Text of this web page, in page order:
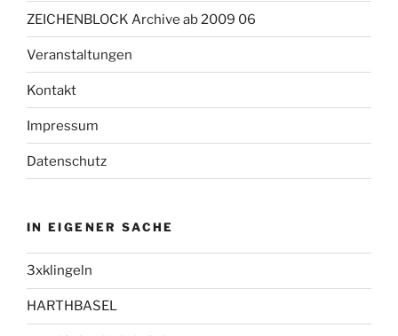
ZEICHENBLOCK Archive ab 2009 06
Veranstaltungen
Kontakt
Impressum
Datenschutz
IN EIGENER SACHE
3xklingeln
HARTHBASEL